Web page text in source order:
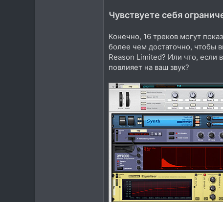
Чувствуете себя
Конечно, 16 треков могут
более чем достаточно, чтобы
Reason Limited? Или что, если
повлияет на ваш звук?